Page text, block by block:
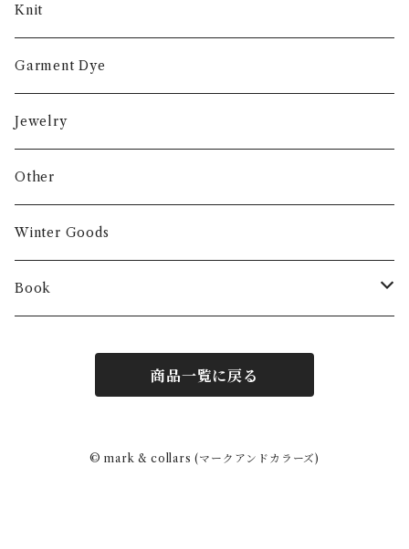
Knit
Garment Dye
Jewelry
Other
Winter Goods
Book
商品一覧に戻る
© mark & collars (マークアンドカラーズ)